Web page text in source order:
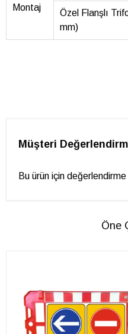
Montaj
Özel Flanşlı
mm)
Müşteri
Bu ürün için
Öne